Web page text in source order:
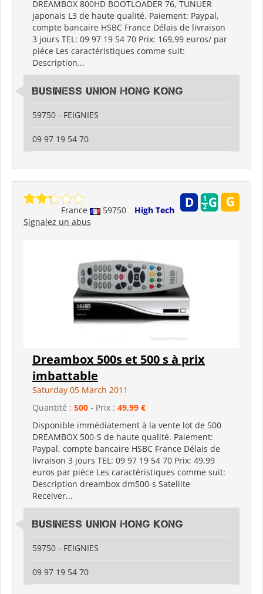
DREAMBOX 800HD BOOTLOADER 76, TUNUER
japonais L3 de haute qualité. Paiement: Paypal,
compte bancaire HSBC France Délais de livraison
3 jours TEL: 09 97 19 54 70 Prix: 169,99 euros/ par
piéce Les caractéristiques comme suit:
Description...
Business Union Hong Kong
59750 - FEIGNIES
09 97 19 54 70
France 59750
High Tech
Signalez un abus
Dreambox 500s et 500 s à prix
imbattable
Saturday 05 March 2011
Quantité : 500 - Prix : 49,99 €
Disponible immédiatement à la vente lot de 500
DREAMBOX 500-S de haute qualité. Paiement:
Paypal, compte bancaire HSBC France Délais de
livraison 3 jours TEL: 09 97 19 54 70 Prix: 49,99
euros par piéce Les caractéristiques comme suit:
Description dreambox dm500-s Satellite
Receiver...
Business Union Hong Kong
59750 - FEIGNIES
09 97 19 54 70